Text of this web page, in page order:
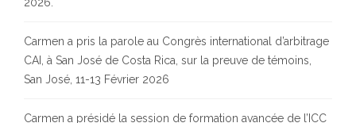
Carmen a pris la parole au Congrès international d’arbitrage
CAI, à San José de Costa Rica, sur la preuve de témoins,
San José, 11-13 Février 2026
Carmen a présidé la session de formation avancée de l’ICC